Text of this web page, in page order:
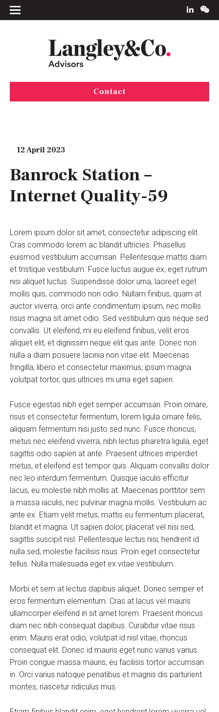
Contact
12 April 2023
Banrock Station –
Internet Quality-59
Lorem ipsum dolor sit amet, consectetur adipiscing elit.
Cras commodo lorem ac blandit ultricies. Phasellus
euismod vestibulum accumsan. Pellentesque mattis diam
et tristique vestibulum. Fusce luctus augue ex, eget rutrum
nisi aliquet luctus. Suspendisse dolor urna, laoreet eget
mollis quis, commodo non odio. Nullam finibus, quam at
auctor viverra, orci ante condimentum ipsum, nec mollis
risus magna sit amet odio. Sed vestibulum quis neque sed
convallis. Ut eleifend, mi eu eleifend finibus, velit eros
aliquet elit, et dignissim neque elit quis ante. Donec non
nulla a diam posuere lacinia non vitae elit. Maecenas
fringilla, libero et consectetur maximus, ipsum magna
volutpat tortor, quis ultricies mi urna eget sapien.
Fusce egestas nibh eget semper accumsan. Proin ornare,
risus et consectetur fermentum, lorem ligula ornare felis,
aliquam fermentum nisi justo sed nunc. Fusce rhoncus,
metus nec eleifend viverra, nibh lectus pharetra ligula, eget
sagittis odio sapien at ante. Praesent ultrices imperdiet
metus, et eleifend est tempor quis. Aliquam convallis dolor
nec leo interdum fermentum. Quisque iaculis efficitur
lacus, eu molestie nibh mollis at. Maecenas porttitor sem
a massa iaculis, nec pulvinar magna mollis. Vestibulum ac
ante ex. Etiam velit metus, mattis eu fermentum placerat,
blandit et magna. Ut sapien dolor, placerat vel nisi sed,
sagittis suscipit nisl. Pellentesque lectus nisi, hendrerit id
nulla sed, molestie facilisis risus. Proin eget consectetur
tellus. Nulla malesuada eget ex vitae vestibulum.
Morbi et sem at lectus dapibus aliquet. Donec semper et
eros fermentum elementum. Cras at lacus vel mauris
ullamcorper eleifend in sit amet lorem. Praesent rhoncus
diam nec nibh consequat dapibus. Curabitur vitae risus
enim. Mauris erat odio, volutpat id nisl vitae, rhoncus
consequat elit. Donec id mauris eget nunc varius varius.
Proin congue massa mauris, eu facilisis tortor accumsan
in. Orci varius natoque penatibus et magnis dis parturient
montes, nascetur ridiculus mus.